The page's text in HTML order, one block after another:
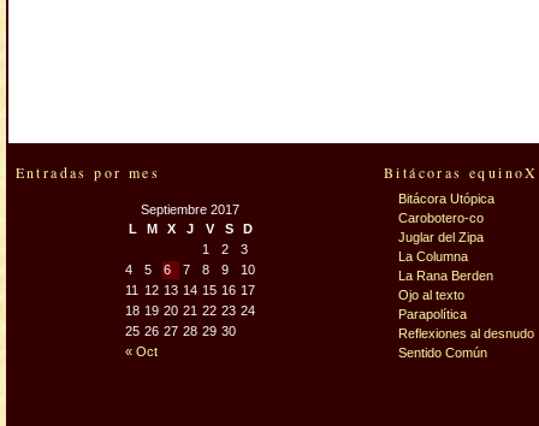
Entradas por mes
Septiembre 2017
L
M X J V S D
« Oct
1 2
3
4
5 6 7 8 9
10
11
12 13 14 15 16 17
18 19 20 21 22 23 24
25 26 27 28 29 30
Bitácoras
Bitácora Utópica
Carobotero-co
Juglar del Zipa
La Columna
La Rana Berden
Ojo al texto
Parapolítica
Reflexiones al desnudo
Sentido Común